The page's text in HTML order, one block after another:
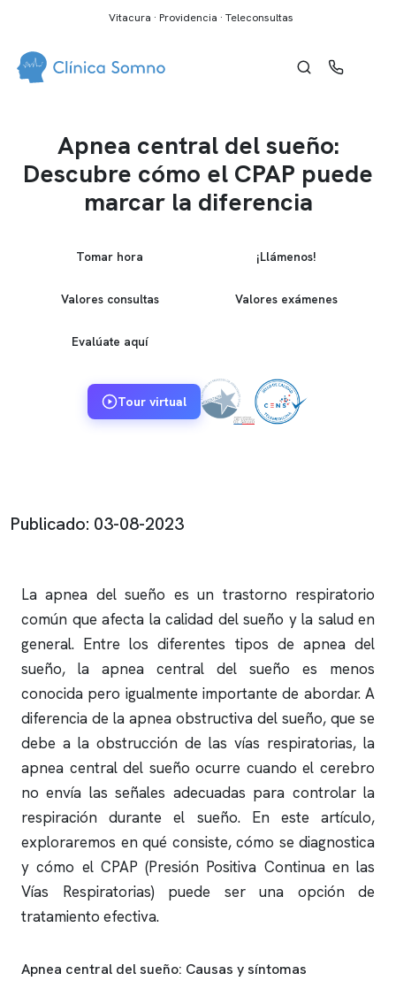
Vitacura · Providencia · Teleconsultas
Apnea central del sueño:
Descubre cómo el CPAP puede
marcar la diferencia
Tomar hora ¡Llámenos!
Valores consultas Valores exámenes
Evalúate aquí
Tour virtual
Publicado: 03-08-2023
Laapnea del sueño es un trastorno respiratorio
común que afecta la calidad del sueño y la salud en
general. Entre los diferentes tipos de apnea del
sueño, la apnea central del sueño es menos
conocida pero igualmente importante de abordar. A
diferencia de la apnea obstructiva del sueño, que se
debe a la obstrucción de las vías respiratorias, la
apnea central del sueño ocurre cuando el cerebro
no envía las señales adecuadas para controlar la
respiración durante el sueño. En este artículo,
exploraremos en qué consiste, cómo se diagnostica
y cómo el CPAP (Presión Positiva Continua en las
Vías Respiratorias) puede ser una opción de
tratamiento efectiva.
Apnea central del sueño: Causas y síntomas